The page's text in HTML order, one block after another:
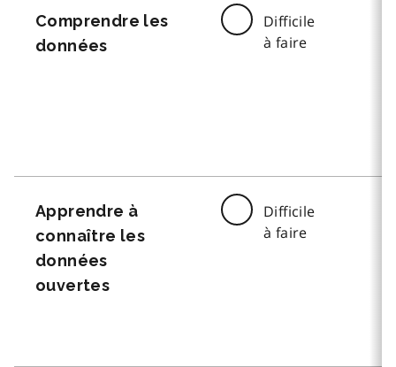
Comprendre les
données
Difficile
à faire
Apprendre à
connaître les
données
ouvertes
Difficile
à faire